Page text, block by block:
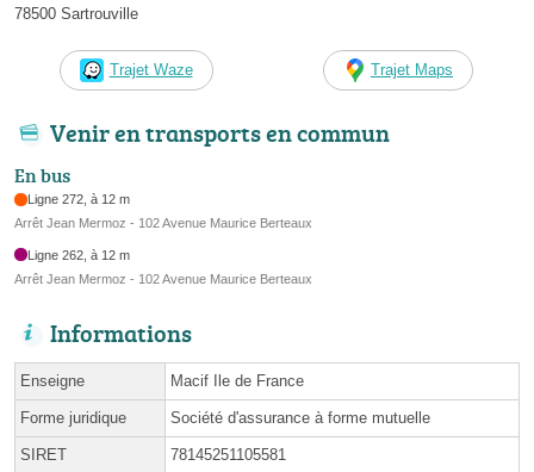
78500 Sartrouville
Trajet Waze Trajet Maps
Venir en transports en commun
En bus
Ligne 272, à 12 m
Arrêt Jean Mermoz - 102 Avenue Maurice Berteaux
Ligne 262, à 12 m
Arrêt Jean Mermoz - 102 Avenue Maurice Berteaux
Informations
Enseigne Macif Ile de France
Forme juridique Société d'assurance à forme mutuelle
SIRET 78145251105581